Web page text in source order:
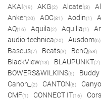
AKAI(19) AKG(2) Alcatel (3)
Anker(20) AOC(81) Aodin(1)
AQ(16) Aquila(2) Aquilla(1)
audio-technica(20) Ausdom(6)
Baseus(7) Beats(3) BenQ(68)
BlackView(13) BLAUPUNKT(7)
BOWERS&WILKINS(5) Buddy
Canon_ (2) CANTON(8)
CMF(1) CONNECT IT(16)